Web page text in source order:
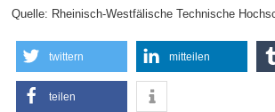
Quelle: Rheinisch-Westfälische Technische
twittern mitteilen
teilen